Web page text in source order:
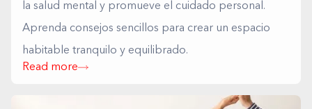
la salud mental y promueve el cuidado personal.
Aprenda consejos sencillos para crear un espacio
habitable tranquilo y equilibrado.
Read more